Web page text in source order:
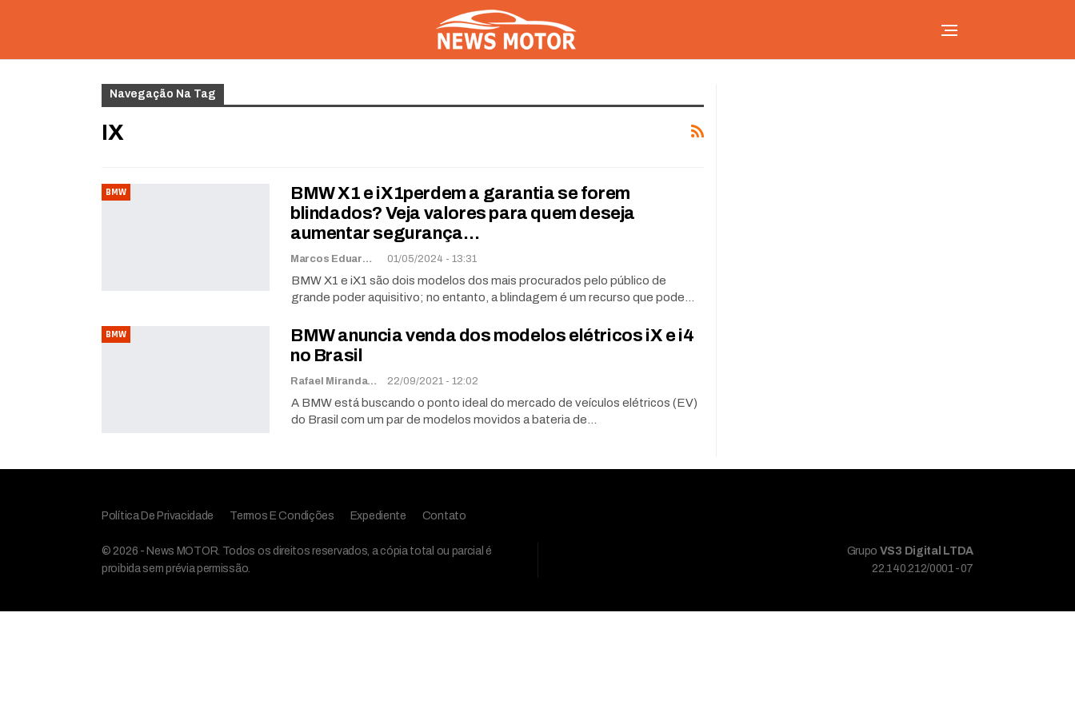
Navegação Na Tag
IX
BMW
BMW X1 e iX1perdem a garantia se forem
blindados? Veja valores para quem deseja
aumentar segurança…
Marcos Eduardo Carvalho 01/05/2024 - 13:31
BMW X1 e iX1 são dois modelos dos mais procurados pelo público de
grande poder aquisitivo; no entanto, a blindagem é um recurso que pode…
BMW
BMW anuncia venda dos modelos elétricos iX e i4
no Brasil
Rafael Miranda 22/09/2021 - 12:02
A BMW está buscando o ponto ideal do mercado de veículos elétricos (EV)
do Brasil com um par de modelos movidos a bateria de…
Política De Privacidade Termos E Condições Expediente Contato
© 2026 - News MOTOR. Todos os direitos reservados, a cópia total ou parcial é
proibida sem prévia permissão.
Grupo VS3 Digital LTDA
22.140.212/0001-07